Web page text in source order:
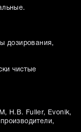
дозирования,
чистые
H.B. Fuller, Evonik,